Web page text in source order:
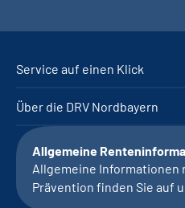
Service auf einen Klick
Über die DRV Nordbayern
Allgemeine
Allgemeine Informationen
Prävention finden Sie auf